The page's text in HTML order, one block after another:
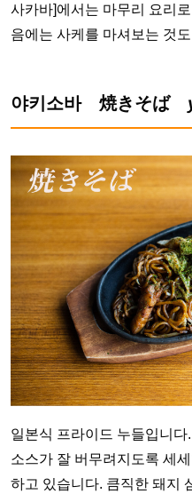
사카바]에서는 마무리 요리
음에는 사케를 마셔보는 것
야키소바 焼きそば
일본식 프라이드 누들입니
소스가 잘 버무려지도록 세
하고 있습니다. 큼직한 돼지